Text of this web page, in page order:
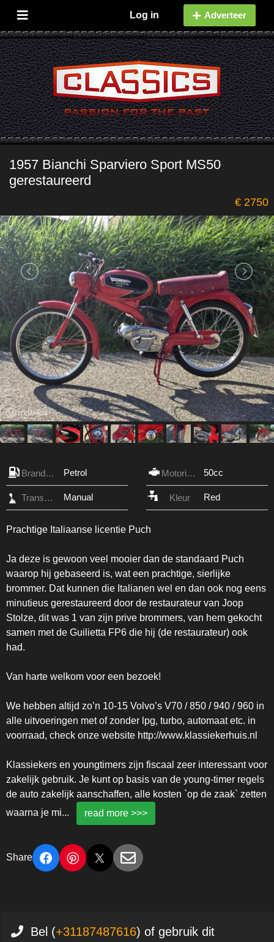
Log in Adverteer
1957 Bianchi Sparviero Sport MS50
gerestaureerd
€ 2750
Brandstof Petrol Motorinhoud 50cc
Transmissie Manual Kleur Red
Prachtige Italiaanse licentie Puch
Ja deze is gewoon veel mooier dan de standaard Puch
waarop hij gebaseerd is, wat een prachtige, sierlijke
brommer. Dat kunnen die Italianen wel en dan ook nog eens
minutieus gerestaureerd door de restaurateur van Joop
Stolze, dit was 1 van zijn prive brommers, van hem gekocht
samen met de Guilietta FP6 die hij (de restaurateur) ook
had.
Van harte welkom voor een bezoek!
We hebben altijd zo’n 10-15 Volvo’s V70 / 850 / 940 / 960 in
alle uitvoeringen met of zonder lpg, turbo, automaat etc. in
voorraad, check onze website http://www.klassiekerhuis.nl
Klassiekers en youngtimers zijn fiscaal zeer interessant voor
zakelijk gebruik. Je kunt op basis van de young-timer regels
de auto zakelijk aanschaffen, alle kosten `op de zaak` zetten
waarna je mi... read more >>>
Share
Bel (+31187487616) of gebruik dit